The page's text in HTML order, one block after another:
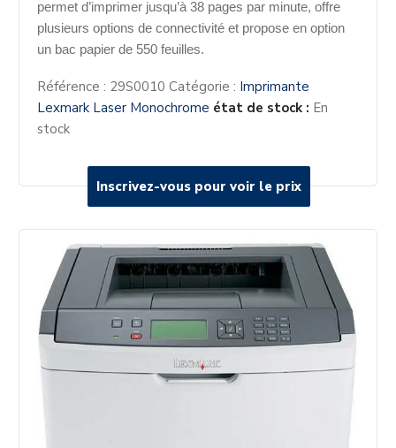
Inscrivez-vous pour voir le prix
permet d’imprimer jusqu’à 38 pages par minute, offre
plusieurs options de connectivité et propose en option
un bac papier de 550 feuilles.
Référence : 29S0010 Catégorie : Imprimante
Lexmark Laser Monochrome état de stock : En
stock
Inscrivez-vous pour voir le prix